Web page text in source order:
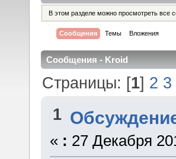
В этом разделе можно просмотреть все
Сообщения Темы Вложения
Сообщения - Kroid
Страницы: [1] 2 3
1
« : 27 Декабря